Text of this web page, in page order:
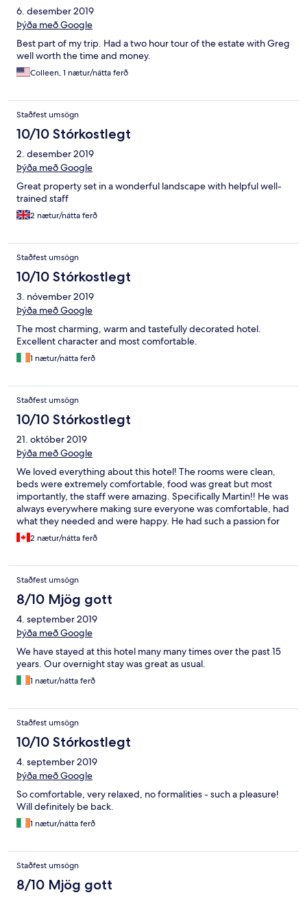
6. desember 2019
Þýða með Google
Best part of my trip. Had a two hour tour of the estate with Greg
well worth the time and money.
Colleen, 1 nætur/nátta ferð
Staðfest umsögn
10/10 Stórkostlegt
2. desember 2019
Þýða með Google
Great property set in a wonderful landscape with helpful well-
trained staff
2 nætur/nátta ferð
Staðfest umsögn
10/10 Stórkostlegt
3. nóvember 2019
Þýða með Google
The most charming, warm and tastefully decorated hotel.
Excellent character and most comfortable.
1 nætur/nátta ferð
Staðfest umsögn
10/10 Stórkostlegt
21. október 2019
Þýða með Google
We loved everything about this hotel! The rooms were clean,
beds were extremely comfortable, food was great but most
importantly, the staff were amazing. Specifically Martin!! He was
always everywhere making sure everyone was comfortable, had
what they needed and were happy. He had such a passion for
his job that it translated to pure excellence in his job!! Well done
Ballynahinch for employing such a remarkable staff member.
the area. Highly recommend it!
2 nætur/nátta ferð
Staðfest umsögn
8/10 Mjög gott
4. september 2019
Þýða með Google
We have stayed at this hotel many many times over the past 15
years. Our overnight stay was great as usual.
1 nætur/nátta ferð
Staðfest umsögn
10/10 Stórkostlegt
4. september 2019
Þýða með Google
So comfortable, very relaxed, no formalities - such a pleasure!
Will definitely be back.
1 nætur/nátta ferð
Staðfest umsögn
8/10 Mjög gott